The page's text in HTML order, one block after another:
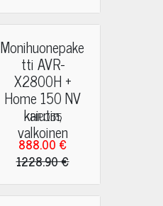
Monihuonepake
tti AVR-
X2800H +
Home 150 NV
kaiutin,
valkoinen
KHP055
888.00 €
1228.90 €